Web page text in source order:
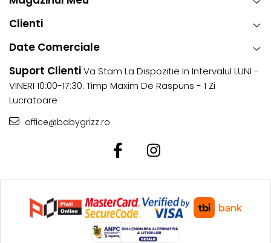
Clienti
Date Comerciale
Suport ClientiVa Stam La Dispozitie In Intervalul LUNI -
VINERI 10:00-17:30. Timp Maxim De Raspuns - 1 Zi
Lucratoare
office@babygrizz.ro